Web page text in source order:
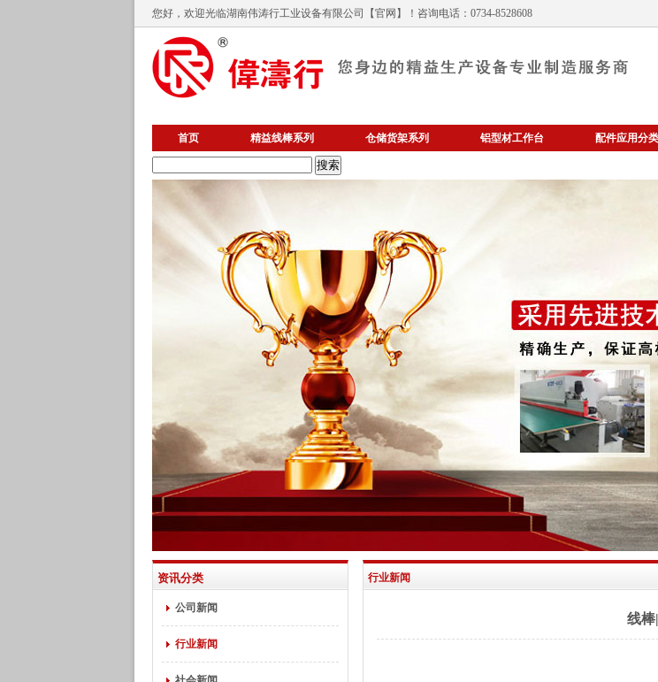
您好，欢迎光临湖南伟涛行工业设备有限公司 【官网】！咨询电话：0734-8528608
首页 精益线棒系列 仓储货架系列 铝型材工作台 配件应用分类
资讯分类
公司新闻
行业新闻
行业新闻
线